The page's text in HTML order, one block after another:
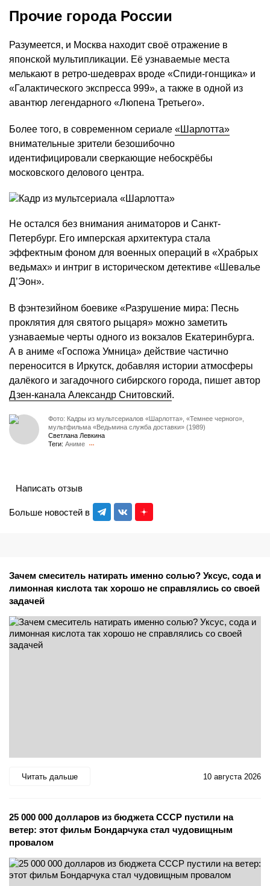
Прочие города России
Разумеется, и Москва находит своё отражение в
японской мультипликации. Её узнаваемые места
мелькают в ретро-шедеврах вроде «Спиди-гонщика» и
«Галактического экспресса 999», а также в одной из
авантюр легендарного «Люпена Третьего».
Более того, в современном сериале «Шарлотта»
внимательные зрители безошибочно
идентифицировали сверкающие небоскрёбы
московского делового центра.
Не остался без внимания аниматоров и Санкт-
Петербург. Его имперская архитектура стала
эффектным фоном для военных операций в «Храбрых
ведьмах» и интриг в историческом детективе «Шевалье
Д’Эон».
В фэнтезийном боевике «Разрушение мира: Песнь
проклятия для святого рыцаря» можно заметить
узнаваемые черты одного из вокзалов Екатеринбурга.
А в аниме «Госпожа Умница» действие частично
переносится в Иркутск, добавляя истории атмосферы
далёкого и загадочного сибирского города, пишет автор
Дзен-канала Александр Снитовский.
Фото: Кадры из мультсериалов «Шарлотта», «Темнее черного»,
мультфильма «Ведьмина служба доставки» (1989)
Светлана Левкина
Теги: Аниме
Больше новостей в
Написать отзыв
Зачем смеситель натирать именно солью? Уксус, сода и
лимонная кислота так хорошо не справлялись со своей
задачей
Читать дальше 10 августа 2026
25 000 000 долларов из бюджета СССР пустили на
ветер: этот фильм Бондарчука стал чудовищным
провалом